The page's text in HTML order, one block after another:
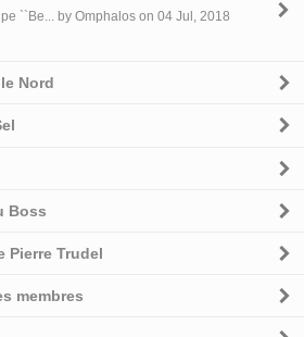
``Be... by Omphalos on 04 Jul, 2018
Nord
Boss
Pierre Trudel
membres